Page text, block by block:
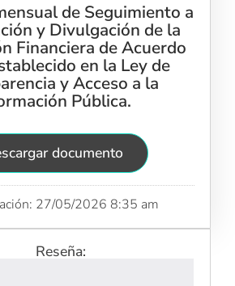
de Seguimiento a
y Divulgación de la
Financiera de Acuerdo
en la Ley de
y Acceso a la
Pública.
documento
27/05/2026 8:35 am
Reseña: